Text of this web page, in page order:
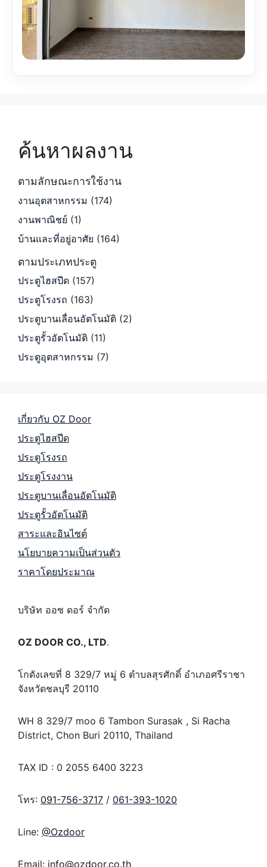
ค้นหาผลงาน
ตามลักษณะการใช้งาน
งานอุตสาหกรรม (174)
งานพาณิชย์ (1)
บ้านและที่อยู่อาศัย (164)
ตามประเภทประตู
ประตูไฮสปีด (157)
ประตูโรงรถ (163)
ประตูบานเลื่อนอัตโนมัติ (2)
ประตูรั้วอัตโนมัติ (11)
ประตูอุตสาหกรรม (7)
เกี่ยวกับ OZ Door
ประตูไฮสปีด
ประตูโรงรถ
ประตูโรงงาน
ประตูบานเลื่อนอัตโนมัติ
ประตูรั้วอัตโนมัติ
สาระและอินไซต์
นโยบายความเป็นส่วนตัว
ราคาโดยประมาณ
บริษัท ออซ ดอร์ จำกัด
OZ DOOR CO., LTD.
โกดังเลขที่ 8 329/7 หมู่ 6 ตำบลสุรศักดิ์ อำเภอศรีราชา
จังหวัดชลบุรี 20110
WH 8 329/7 moo 6 Tambon Surasak , Si Racha
District, Chon Buri 20110, Thailand
TAX ID : 0 2055 6400 3223
โทร: 091-756-3717 / 061-393-1020
Line: @Ozdoor
Email: info@ozdoor.co.th